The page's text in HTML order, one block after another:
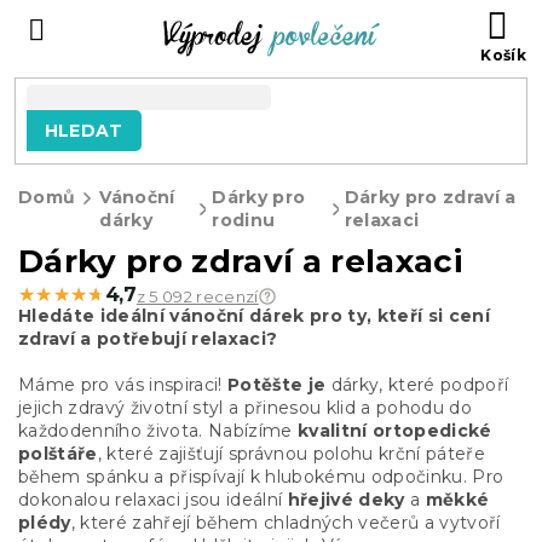
HLEDAT
Domů
Vánoční
dárky
Dárky pro
rodinu
Dárky pro zdraví a
relaxaci
Dárky pro zdraví a relaxaci
★★★★★
★★★★★ 4,7z 5 092 recenzí
Hledáte ideální vánoční dárek pro ty, kteří si cení
zdraví a potřebují relaxaci?
Máme pro vás inspiraci! Potěšte je dárky, které podpoří
jejich zdravý životní styl a přinesou klid a pohodu do
každodenního života. Nabízíme kvalitní ortopedické
polštáře, které zajišťují správnou polohu krční páteře
během spánku a přispívají k hlubokému odpočinku. Pro
dokonalou relaxaci jsou ideální hřejivé dekya měkké
plédy, které zahřejí během chladných večerů a vytvoří